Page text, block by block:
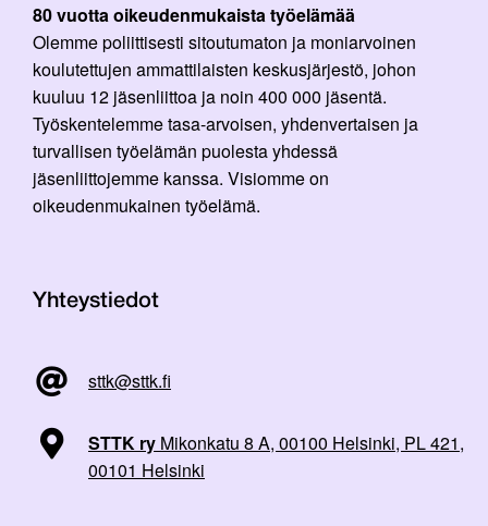
80 vuotta oikeudenmukaista työelämää
Olemme poliittisesti sitoutumaton ja moniarvoinen
koulutettujen ammattilaisten keskusjärjestö, johon
kuuluu 12 jäsenliittoa ja noin 400 000 jäsentä.
Työskentelemme tasa-arvoisen, yhdenvertaisen ja
turvallisen työelämän puolesta yhdessä
jäsenliittojemme kanssa. Visiomme on
oikeudenmukainen työelämä.
Yhteystiedot
sttk@sttk.fi
STTK ry Mikonkatu 8 A, 00100 Helsinki, PL 421,
00101 Helsinki